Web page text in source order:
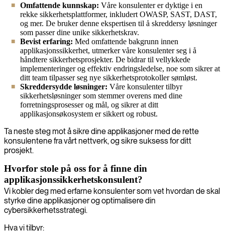
Omfattende kunnskap: Våre konsulenter er dyktige i en
rekke sikkerhetsplattformer, inkludert OWASP, SAST, DAST,
og mer. De bruker denne ekspertisen til å skreddersy løsninger
som passer dine unike sikkerhetskrav.
Bevist erfaring: Med omfattende bakgrunn innen
applikasjonssikkerhet, utmerker våre konsulenter seg i å
håndtere sikkerhetsprosjekter. De bidrar til vellykkede
implementeringer og effektiv endringsledelse, noe som sikrer at
ditt team tilpasser seg nye sikkerhetsprotokoller sømløst.
Skreddersydde løsninger: Våre konsulenter tilbyr
sikkerhetsløsninger som stemmer overens med dine
forretningsprosesser og mål, og sikrer at ditt
applikasjonsøkosystem er sikkert og robust.
Ta neste steg mot å sikre dine applikasjoner med de rette
konsulentene fra vårt nettverk, og sikre suksess for ditt
prosjekt.
Hvorfor stole på oss for å finne din
applikasjonssikkerhetskonsulent?
Vi kobler deg med erfarne konsulenter som vet hvordan de skal
styrke dine applikasjoner og optimalisere din
cybersikkerhetsstrategi.
Hva vi tilbyr: